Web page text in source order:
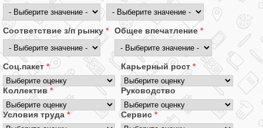
Соответствие з/п рынку* Общее впечатление *
Соц.пакет * Карьерный рост *
Коллектив* Руководство
Условия труда * Сервис *